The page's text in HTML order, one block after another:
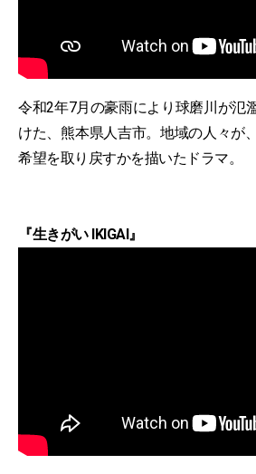
令和2年7月の豪雨により球磨川が氾
けた、熊本県人吉市。地域の人々が
希望を取り戻すかを描いたドラマ。
『生きがい IKIGAI』